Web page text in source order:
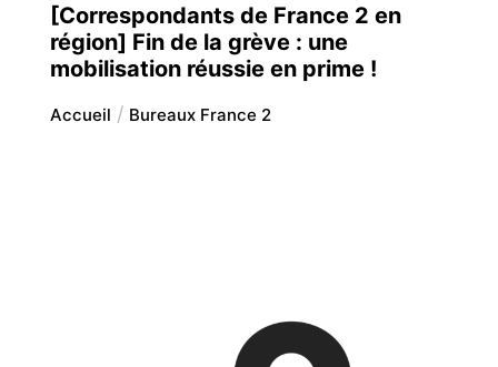
[Correspondants de France 2 en
région] Fin de la grève : une
mobilisation réussie en prime !
Accueil Bureaux France 2